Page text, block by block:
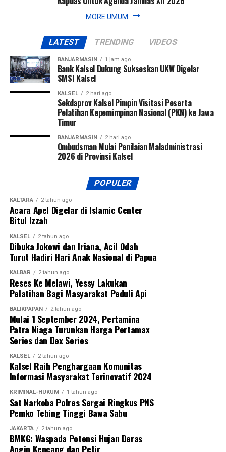
DPRD Provinsi Kalsel, H. Muhammad Alpiya Rahman,
Bupati Kotabaru H. Muhammad Rusli beserta Ketua TP
PKK Kabupaten Kotabaru Suci Anisa Rusli, Wakil Bupati
Kotabaru H. Syairi Mukhlis beserta Ketua Yayasan Jantung
Indonesia Kabupaten Kotabaru Siti Hadijah Syairi Mukhlis,
unsur Forum Koordinasi Pimpinan Daerah (Forkopimda)
Provinsi Kalsel dan Kabupaten Kotabaru, anggota DPRD
Kalsel Daerah Pemilihan II, para bupati dan wakil bupati
Kotabaru periode sebelumnya, para asisten dan kepala
pimpinan instansi vertikal, perwakilan perusahaan dan
perbankan, tokoh agama, tokoh masyarakat, tokoh pemuda,
Bagikan ke
Messenger 0 Twitter/X 0
MORE UMUM
LATEST TRENDING VIDEOS
BANJARMASIN 1 jam ago
Bank Kalsel Dukung Sukseskan UKW Digelar
SMSI Kalsel
KALSEL 2 hari ago
Sekdaprov Kalsel Pimpin Visitasi Peserta
Pelatihan Kepemimpinan Nasional (PKN) ke Jawa
Timur
BANJARMASIN 2 hari ago
Ombudsman Mulai Penilaian Maladministrasi
2026 di Provinsi Kalsel
POPULER
KALTARA 2 tahun ago
Acara Apel Digelar di Islamic Center
Bitul Izzah
KALSEL 2 tahun ago
Dibuka Jokowi dan Iriana, Acil Odah
Turut Hadiri Hari Anak Nasional di Papua
KALBAR 2 tahun ago
Reses Ke Melawi, Yessy Lakukan
Pelatihan Bagi Masyarakat Peduli Api
BALIKPAPAN 2 tahun ago
Mulai 1 September 2024, Pertamina
Patra Niaga Turunkan Harga Pertamax
Series dan Dex Series
KALSEL 2 tahun ago
Kalsel Raih Penghargaan Komunitas
Informasi Masyarakat Terinovatif 2024
KRIMINAL-HUKUM 1 tahun ago
Sat Narkoba Polres Sergai Ringkus PNS
Pemko Tebing Tinggi Bawa Sabu
JAKARTA 2 tahun ago
BMKG: Waspada Potensi Hujan Deras
Angin Kencang dan Petir